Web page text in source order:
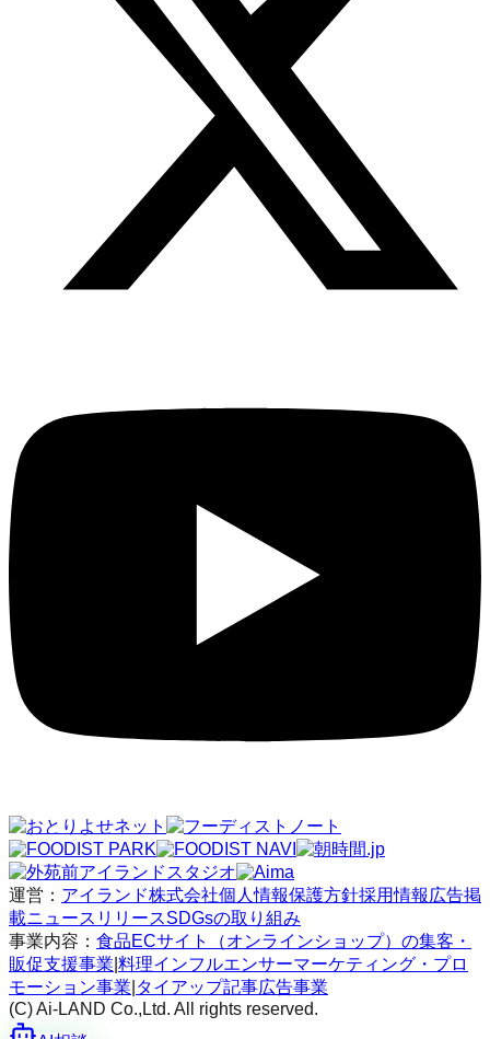
運営： アイランド株式会社個人情報保護方針採用情報 広告掲
載ニュースリリースSDGsの取り組み
事業内容： 食品ECサイト（オンラインショップ）の集客・
販促支援事業 料理インフルエンサーマーケティング・プロ
モーション事業 タイアップ記事広告事業
(C) Ai-LAND Co.,Ltd. All rights reserved.